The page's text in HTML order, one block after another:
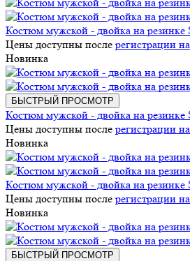
Костюм мужской - двойка на резинке
Цены доступны после регистрации
Новинка
БЫСТРЫЙ ПРОСМОТР
Костюм мужской - двойка на резинке
Цены доступны после регистрации
Новинка
Костюм мужской - двойка на резинке
Цены доступны после регистрации
Новинка
БЫСТРЫЙ ПРОСМОТР